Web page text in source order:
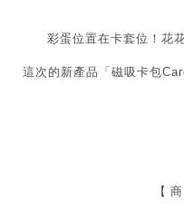
彩蛋位置在卡套位！花
這次的新產品「磁吸卡包
【